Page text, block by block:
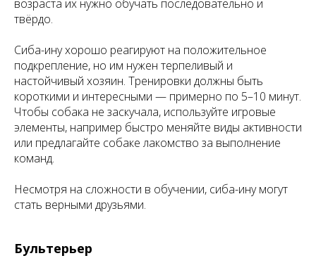
возраста их нужно обучать последовательно и
твёрдо.
Сиба-ину хорошо реагируют на положительное
подкрепление, но им нужен терпеливый и
настойчивый хозяин. Тренировки должны быть
короткими и интересными — примерно по 5–10 минут.
Чтобы собака не заскучала, используйте игровые
элементы, например быстро меняйте виды активности
или предлагайте собаке лакомство за выполнение
команд.
Несмотря на сложности в обучении, сиба-ину могут
стать верными друзьями.
Бультерьер